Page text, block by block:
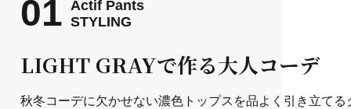
01 Actif Pants
STYLING
LIGHT GRAYで作る大人コーデ
秋冬コーデに欠かせない濃色トップスを品よく引き立てる